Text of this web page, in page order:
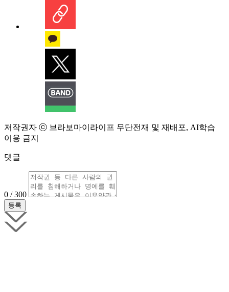
저작권자 ⓒ 브라보마이라이프 무단전재 및 재배포, AI학습
이용 금지
댓글
0 / 300